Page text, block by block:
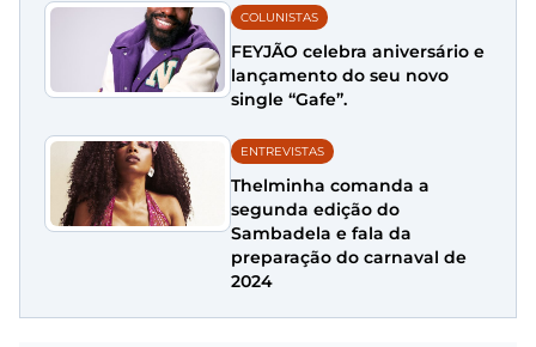
COLUNISTAS
FEYJÃO celebra aniversário e
lançamento do seu novo
single “Gafe”.
ENTREVISTAS
Thelminha comanda a
segunda edição do
Sambadela e fala da
preparação do carnaval de
2024